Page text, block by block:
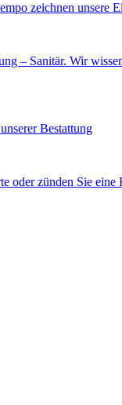
zeichnen unsere
– Sanitär. Wir
Bestattung
oder zünden Sie eine